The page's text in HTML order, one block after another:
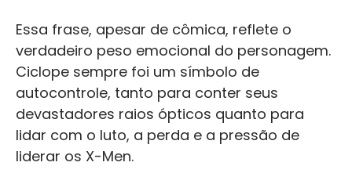
Essa frase, apesar de cômica, reflete o
verdadeiro peso emocional do personagem.
Ciclope sempre foi um símbolo de
autocontrole, tanto para conter seus
devastadores raios ópticos quanto para
lidar com o luto, a perda e a pressão de
liderar os X-Men.